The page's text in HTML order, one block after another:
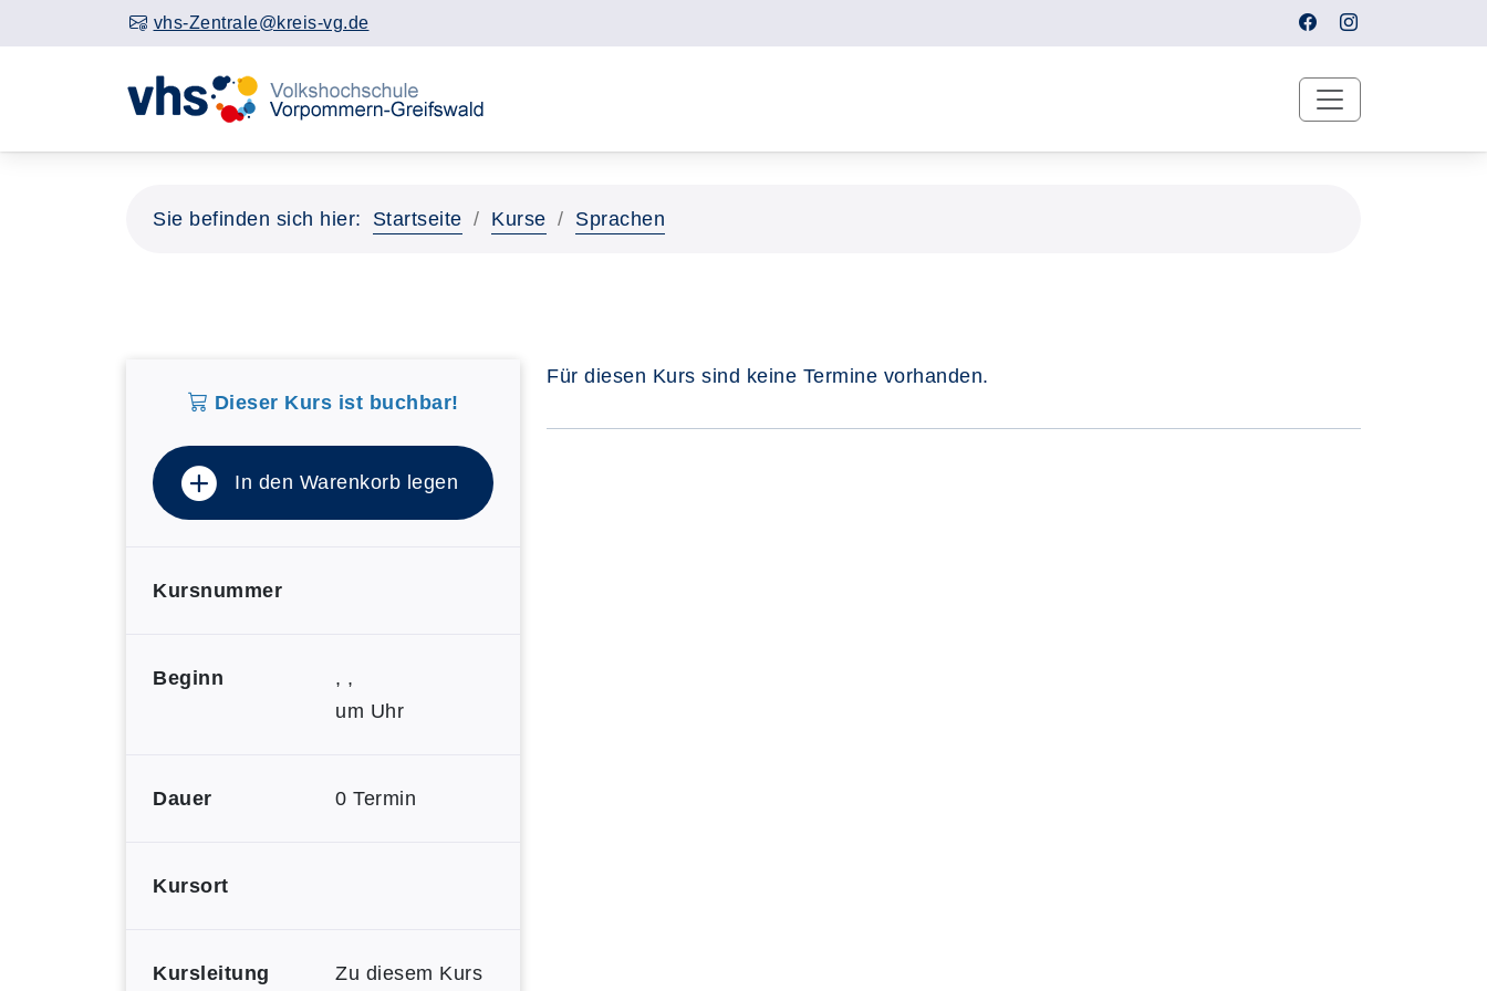
vhs-Zentrale@kreis-vg.de
Sie befinden sich hier: Startseite Kurse Sprachen
Dieser Kurs ist buchbar!
In den Warenkorb legen
Kursnummer
Beginn
, ,
um Uhr
Dauer 0 Termin
Kursort
Kursleitung Zu diesem Kurs
Für diesen Kurs sind keine Termine vorhanden.